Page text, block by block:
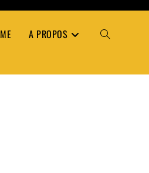
A PROPOS TOGGLE